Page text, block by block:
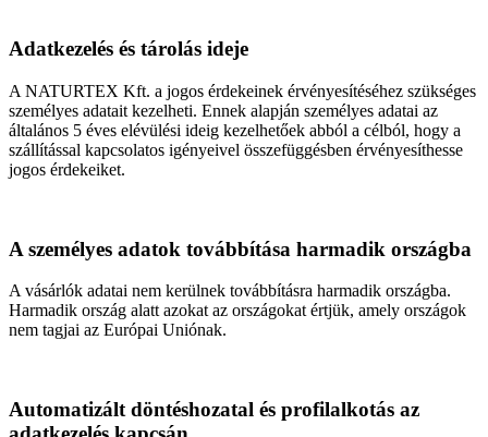
Adatkezelés és tárolás ideje
A NATURTEX Kft. a jogos érdekeinek érvényesítéséhez szükséges
személyes adatait kezelheti. Ennek alapján személyes adatai az
általános 5 éves elévülési ideig kezelhetőek abból a célból, hogy a
szállítással kapcsolatos igényeivel összefüggésben érvényesíthesse
jogos érdekeiket.
A személyes adatok továbbítása harmadik országba
A vásárlók adatai nem kerülnek továbbításra harmadik országba.
Harmadik ország alatt azokat az országokat értjük, amely országok
nem tagjai az Európai Uniónak.
Automatizált döntéshozatal és profilalkotás az